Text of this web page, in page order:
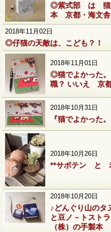
◎紫式部 は 猫
本 京都・海文舎
2018年11月02日
◎仔猫の天敵は、こども？！
2018年11月01日
◎猫でよかっ
職？ いいえ 京都
2018年10月31日
『猫でよかった
2018年10月26日
**サボテン と
2018年10月20日
♪どんぐり山の
と豆ノ－トスト
（株）の手製本